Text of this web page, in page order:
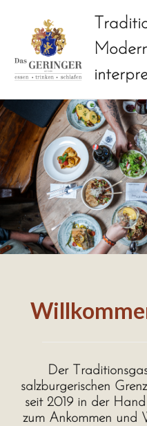
content
Der
salzburgerischen
seit 2019 in der
zum Ankommen und